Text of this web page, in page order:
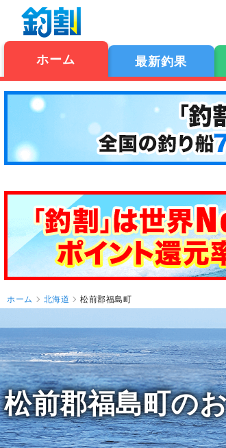
ホーム 最新釣果
ホーム 北海道 松前郡福島町
松前郡福島町の